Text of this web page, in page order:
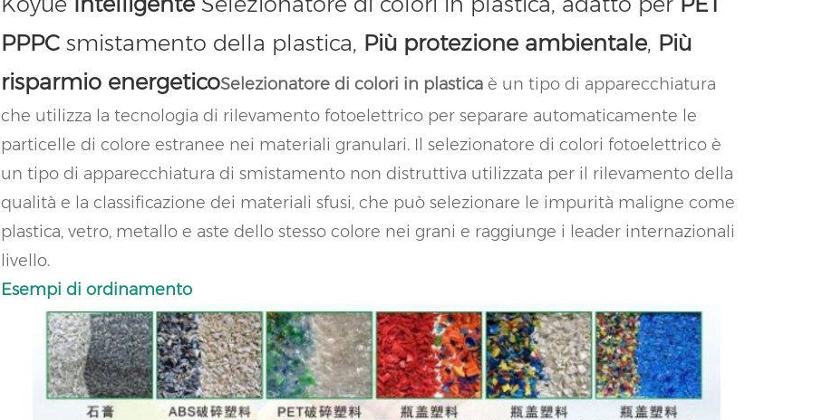
PPPC smistamento della plastica, Più protezione ambientale, Più
risparmio energeticoSelezionatore di colori in plasticaè un tipo di apparecchiatura
che utilizza la tecnologia di rilevamento fotoelettrico per separare automaticamente le
particelle di colore estranee nei materiali granulari. Il selezionatore di colori fotoelettrico è
un tipo di apparecchiatura di smistamento non distruttiva utilizzata per il rilevamento della
qualità e la classificazione dei materiali sfusi, che può selezionare le impurità maligne come
plastica, vetro, metallo e aste dello stesso colore nei grani e raggiunge i leader internazionali
livello.
Esempi di ordinamento